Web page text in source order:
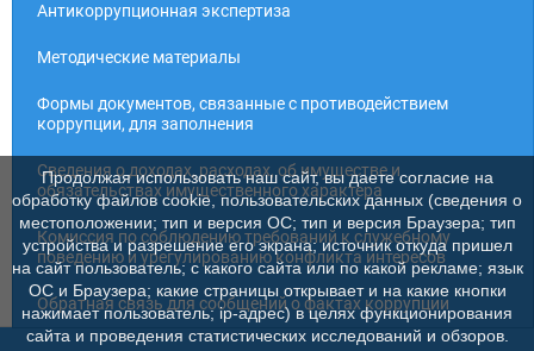
Антикоррупционная экспертиза
Методические материалы
Формы документов, связанные с противодействием
коррупции, для заполнения
Сведения о доходах, расходах, об имуществе и
обязательствах имущественного характера
Комиссия по соблюдению требований к служебному
поведению и урегулированию конфликта интересов
Обратная связь для сообщений о фактах коррупции
Продолжая использовать наш сайт, вы даете согласие на
обработку файлов cookie, пользовательских данных (сведения о
местоположении; тип и версия ОС; тип и версия Браузера; тип
устройства и разрешение его экрана; источник откуда пришел
на сайт пользователь; с какого сайта или по какой рекламе; язык
ОС и Браузера; какие страницы открывает и на какие кнопки
нажимает пользователь; ip-адрес) в целях функционирования
сайта и проведения статистических исследований и обзоров.